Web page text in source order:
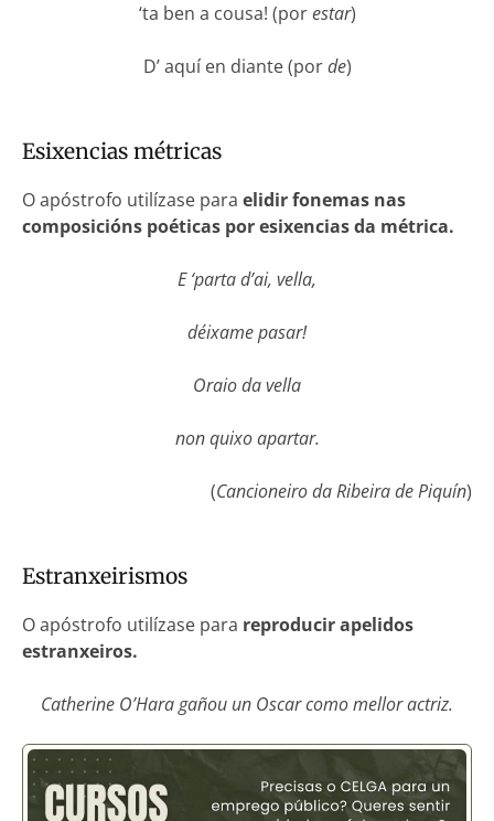
‘ta ben a cousa! (porestar)
D’ aquí en diante (porde)
Esixencias métricas
O apóstrofo utilízase para elidir fonemas nas
composicións poéticas por esixencias da métrica.
E ‘parta d’ai, vella,
déixame pasar!
Oraio da vella
non quixo apartar.
(Cancioneiro da Ribeira de Piquín)
Estranxeirismos
O apóstrofo utilízase para reproducir apelidos
estranxeiros.
Catherine O’Hara gañou un Oscar como mellor actriz.